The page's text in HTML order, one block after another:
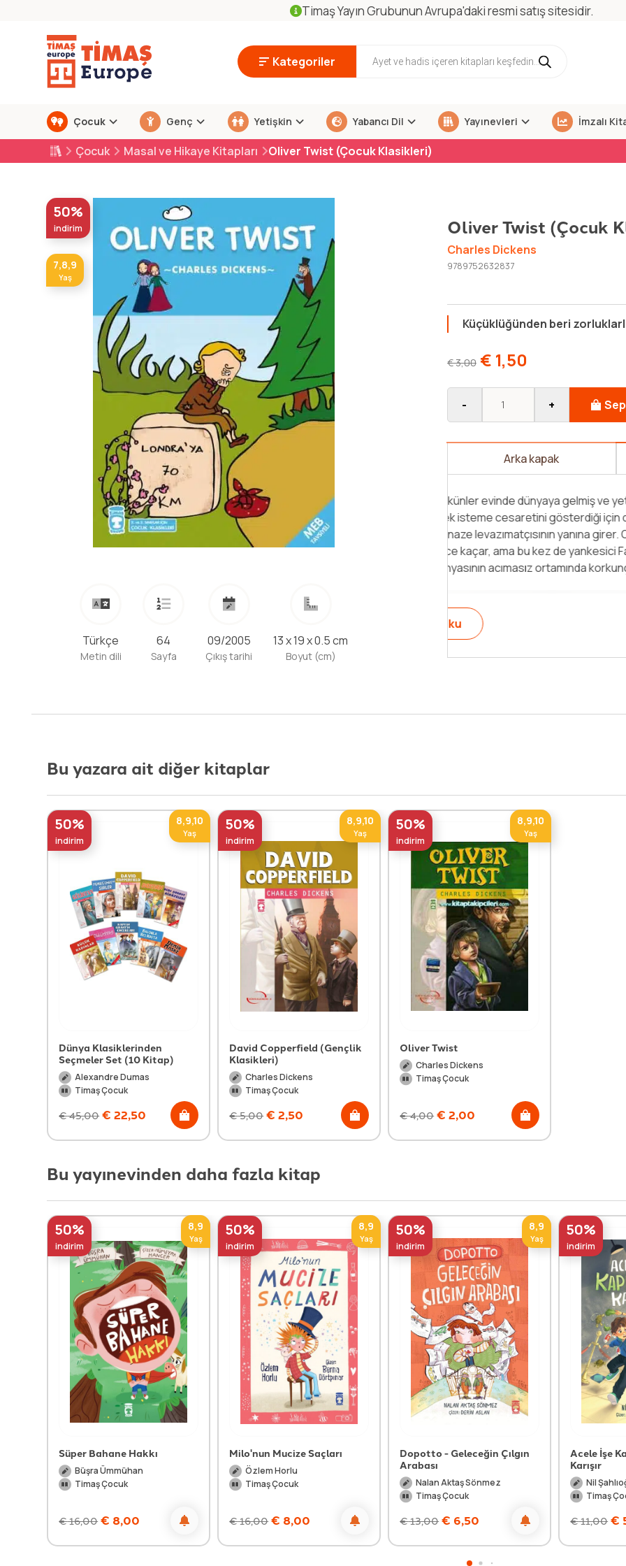
Timaş Yayın Grubunun Avrupa'daki resmi satış sitesidir.
Kategoriler
Çocuk Genç Yetişkin Yabancı Dil Yayınevleri İmzalı
Çocuk Masal ve Hikaye Kitapları Oliver Twist (Çocuk Klasikleri)
50%
indirim
7,8,9
Yaş
Türkçe
Metin dili
64
Sayfa
09/2005
Çıkış tarihi
13 x 19 x 0.5 cm
Boyut (cm)
Oliver Twist (Çocuk
Charles Dickens
9789752632837
Küçüklüğünden beri
€3,00 € 1,50
- +
Arka kapak
Oliver Twist, düşkünler evinde dünyaya gelmiş ve yetim kalmış bir çocuktur.
Daha fazla yemek isteme cesaretini gösterdiği için düşkünler evinden
kovulur ve bir cenaze levazımatçısının yanına girer. Orada da kötü
muamele görünce kaçar, ama bu kez de yankesici Fagin ve çetesinin eline
Çocuk klasikleri, çocukların
dostluk, azim ve mücadele gibi
okuyacakları bu kitaplarla
aynı zamanda evrensel
unutulmaz bir okuma deneyimi
Bu yazara ait diğer kitaplar
50%
indirim
8,9,10
Yaş
Dünya Klasiklerinden
Seçmeler Set (10 Kitap)
Alexandre Dumas
Timaş Çocuk
€45,00 € 22,50
50%
indirim
8,9,10
Yaş
David Copperfield (Gençlik
Klasikleri)
Charles Dickens
Timaş Çocuk
€5,00 € 2,50
50%
indirim
8,9,10
Yaş
Oliver Twist
Charles Dickens
Timaş Çocuk
€4,00 € 2,00
Bu yayınevinden daha fazla kitap
50%
indirim
8,9
Yaş
Süper Bahane Hakkı
Büşra Ümmühan
Timaş Çocuk
€16,00 € 8,00
50%
indirim
8,9
Yaş
Milo'nun Mucize Saçları
Özlem Horlu
Timaş Çocuk
€16,00 € 8,00
50%
indirim
8,9
Yaş
Dopotto - Geleceğin Çılgın
Arabası
Nalan Aktaş Sönmez
Timaş Çocuk
€13,00 € 6,50
50%
indirim
Acele İşe
Karışır
Nil
Timaş
€11,00 €